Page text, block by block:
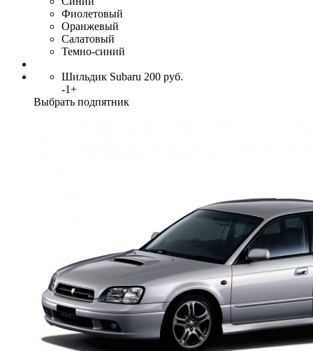
Фиолетовый
Оранжевый
Салатовый
Темно-синий
Шильдик Subaru 200 руб.
-1+
Выбрать подпятник